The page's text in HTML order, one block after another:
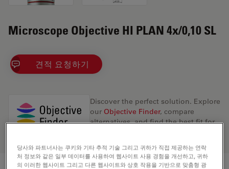
Microscope Objective HI PLAN 4x/0,10 SL
견적 요청하기
Discover the perfect solution. Explore
our Objective Finder, compare
alternatives, and find the best fit for
당사와 파트너사는 쿠키와 기타 추적 기술 그리고 귀하가 직접 제공하는 연락
처 정보와 같은 일부 데이터를 사용하여 웹사이트 사용 경험을 개선하고, 귀하
의 이러한 웹사이트 그리고 다른 웹사이트와 상호 작용을 기반으로 맞춤형 광